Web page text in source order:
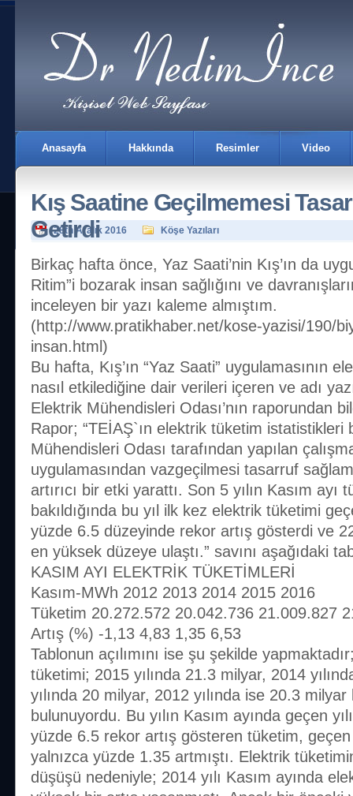
Anasayfa Hakkında Resimler Video
İletişim
Kış Saatine Geçilmemesi
Getirdi
28th Aralık 2016 Köşe Yazıları
Birkaç hafta önce, Yaz Saati’nin Kış’ın da
Ritim”i bozarak insan sağlığını ve
inceleyen bir yazı kaleme almıştım.
(http://www.pratikhaber.net/kose-yazisi/190/
insan.html)
Bu hafta, Kış’ın “Yaz Saati” uygulamasının
nasıl etkilediğine dair verileri içeren ve adı
Elektrik Mühendisleri Odası’nın raporundan
Rapor; “TEİAŞ`ın elektrik tüketim istatistikleri
Mühendisleri Odası tarafından yapılan
uygulamasından vazgeçilmesi tasarruf
artırıcı bir etki yarattı. Son 5 yılın Kasım ayı
bakıldığında bu yıl ilk kez elektrik tüketimi
yüzde 6.5 düzeyinde rekor artış gösterdi ve
en yüksek düzeye ulaştı.” savını aşağıdaki
KASIM AYI ELEKTRİK TÜKETİMLERİ
Kasım-MWh 2012 2013 2014 2015 2016
Tüketim 20.272.572 20.042.736 21.009.827
Artış (%) -1,13 4,83 1,35 6,53
Tablonun açılımını ise şu şekilde
tüketimi; 2015 yılında 21.3 milyar, 2014
yılında 20 milyar, 2012 yılında ise 20.3
bulunuyordu. Bu yılın Kasım ayında geçen
yüzde 6.5 rekor artış gösteren tüketim, geçen
yalnızca yüzde 1.35 artmıştı. Elektrik
düşüşü nedeniyle; 2014 yılı Kasım ayında